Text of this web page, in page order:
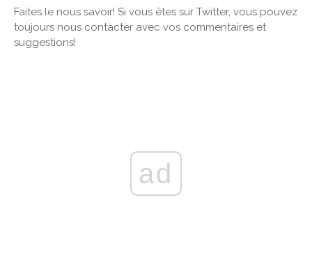
Faites le nous savoir! Si vous êtes sur Twitter, vous pouvez
toujours nous contacter avec vos commentaires et
suggestions!
ad